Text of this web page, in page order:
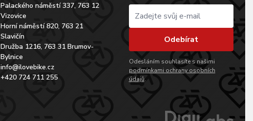
Palackého náměstí 337, 763 12
Vizovice
Horní náměstí 820, 763 21
Slavičín
Družba 1216, 763 31 Brumov-
Bylnice
info@ilovebike.cz
+420 724 711 255
Odebírat
Odesláním souhlasíte s našimi
podmínkami ochrany osobních
údajů.